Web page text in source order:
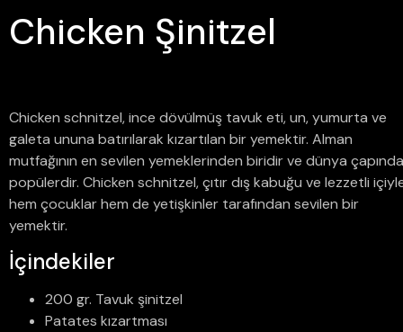
Chicken Şinitzel
Chicken schnitzel, ince dövülmüş tavuk eti, un, yumurta ve
galeta ununa batırılarak kızartılan bir yemektir. Alman
mutfağının en sevilen yemeklerinden biridir ve dünya çapında
popülerdir. Chicken schnitzel, çıtır dış kabuğu ve lezzetli
hem çocuklar hem de yetişkinler tarafından sevilen bir
yemektir.
İçindekiler
200 gr. Tavuk şinitzel
Patates kızartması